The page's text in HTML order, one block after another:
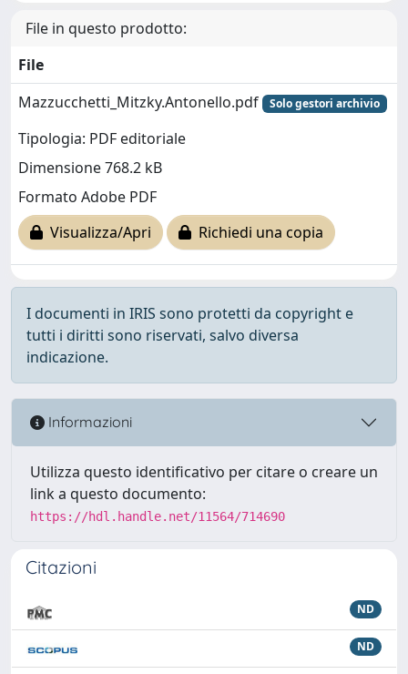
File in questo prodotto:
File
Mazzucchetti_Mitzky.Antonello.pdf
Solo gestori archivio
Tipologia: PDF editoriale
Dimensione 768.2 kB
Formato Adobe PDF
Visualizza/Apri
Richiedi una copia
I documenti in IRIS sono protetti da copyright e
tutti i diritti sono riservati, salvo diversa
indicazione.
Informazioni
Utilizza questo identificativo per citare o creare un
link a questo documento:
https://hdl.handle.net/11564/714690
Citazioni
ND
ND